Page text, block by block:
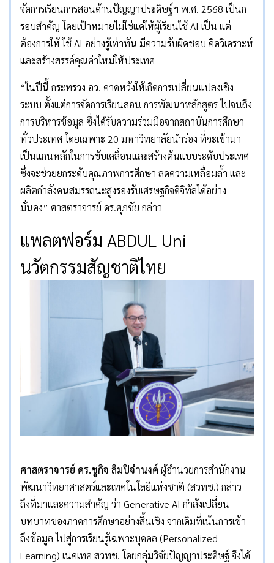
จัดการเรียนการสอนด้านปัญญาประดิษฐ์ฯ พ.ศ. 2568 เป็นก
รอบสำคัญ โดยเป้าหมายไม่ใช่แค่ให้ผู้เรียนใช้ AI เป็น แต่
ต้องการให้ ใช้ AI อย่างรู้เท่าทัน มีความรับผิดชอบ คิดวิเคราะห์
และสร้างสรรค์คุณค่าใหม่ให้ประเทศ
“ในปีนี้ กระทรวง อว. คาดหวังให้เกิดการเปลี่ยนแปลงเชิง
ระบบ ตั้งแต่การจัดการเรียนสอน การพัฒนาหลักสูตร ไปจนถึง
การบริหารข้อมูล ซึ่งได้รับความร่วมมือจากสถาบันการศึกษา
ทั่วประเทศ โดยเฉพาะ 20 มหาวิทยาลัยนำร่อง ที่จะเข้ามา
เป็นแกนหลักในการขับเคลื่อนและสร้างต้นแบบระดับประเทศ
ซึ่งจะช่วยยกระดับคุณภาพการศึกษา ลดความเหลื่อมล้ำ และ
ผลิตกำลังคนสมรรถนะสูงรองรับเศรษฐกิจดิจิทัลได้อย่าง
มั่นคง” ศาสตราจารย์ ดร.ศุภชัย กล่าว
แพลตฟอร์ม ABDUL Uni
นวัตกรรมสัญชาติไทย
ศาสตราจารย์ ดร.ชูกิจ ลิมปิจำนงค์ ผู้อำนวยการสำนักงาน
พัฒนาวิทยาศาสตร์และเทคโนโลยีแห่งชาติ (สวทช.) กล่าว
ถึงที่มาและความสำคัญ ว่า Generative AI กำลังเปลี่ยน
บทบาทของภาคการศึกษาอย่างสิ้นเชิง จากเดิมที่เน้นการเข้า
ถึงข้อมูล ไปสู่การเรียนรู้เฉพาะบุคคล (Personalized
Learning) เนคเทค สวทช. โดยกลุ่มวิจัยปัญญาประดิษฐ์ จึงได้